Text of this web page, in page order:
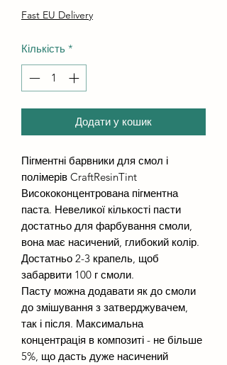
Fast EU Delivery
Кількість *
Додати у кошик
Пігментні барвники для смол і
полімерів CraftResinTint
Висококонцентрована пігментна
паста. Невеликої кількості пасти
достатньо для фарбування смоли,
вона має насичений, глибокий колір.
Достатньо 2-3 крапель, щоб
забарвити 100 г смоли.
Пасту можна додавати як до смоли
до змішування з затверджувачем,
так і після. Максимальна
концентрація в композиті - не більше
5%, що дасть дуже насичений